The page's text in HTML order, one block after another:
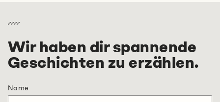
Wir haben dir spannende
Geschichten zu erzählen.
Name
Erzähl uns von deiner Idee
+49 89215 2940-11